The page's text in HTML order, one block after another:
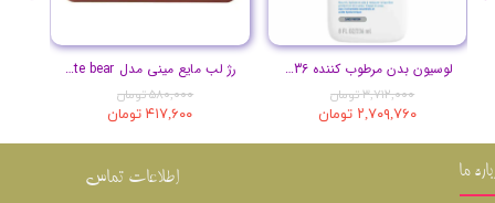
رژ لب مایع مینی مدل Cute bear طرح خرس پک ۶ عددی
۵۸۰,۰۰۰ تومان
۴۱۷,۶۰۰ تومان
لوسیون بدن مرطوب کننده 236 ml
۳,۷۱۲,۰۰۰ تومان
۲,۷۰۹,۷۶۰ تومان
ما اطلاعات تماس